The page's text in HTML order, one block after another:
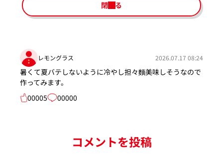
閉じる
レモングラス 2026.07.17 08:24
暑くて夏バテしないように冷やし担々麵美味しそうなので
作ってみます。
00005
00000
コメントを投稿